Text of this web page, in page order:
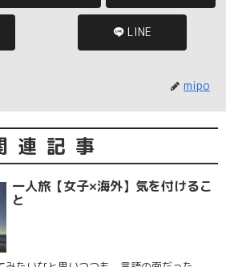
LINE
mipo
連記事
一人旅【女子×海外】気を付けるこ
と